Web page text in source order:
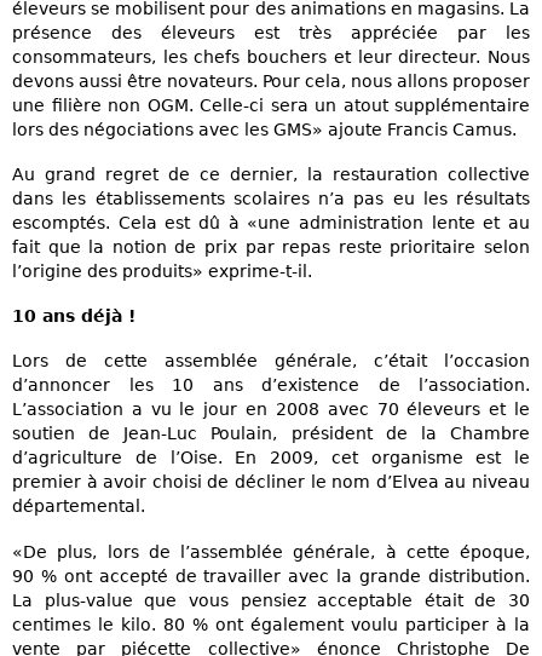
éleveurs se mobilisent pour des animations en magasins. La
présence des éleveurs est très appréciée par les
consommateurs, les chefs bouchers et leur directeur. Nous
devons aussi être novateurs. Pour cela, nous allons proposer
une filière non OGM. Celle-ci sera un atout supplémentaire
lors des négociations avec les GMS» ajoute Francis Camus.
Au grand regret de ce dernier, la restauration collective
dans les établissements scolaires n’a pas eu les résultats
escomptés. Cela est dû à «une administration lente et au
fait que la notion de prix par repas reste prioritaire selon
l’origine des produits» exprime-t-il.
10 ans déjà !
Lors de cette assemblée générale, c’était l’occasion
d’annoncer les 10 ans d’existence de l’association.
L’association a vu le jour en 2008 avec 70 éleveurs et le
soutien de Jean-Luc Poulain, président de la Chambre
d’agriculture de l’Oise. En 2009, cet organisme est le
premier à avoir choisi de décliner le nom d’Elvea au niveau
départemental.
«De plus, lors de l’assemblée générale, à cette époque,
90 % ont accepté de travailler avec la grande distribution.
La plus-value que vous pensiez acceptable était de 30
centimes le kilo. 80 % ont également voulu participer à la
vente par piécette collective» énonce Christophe De